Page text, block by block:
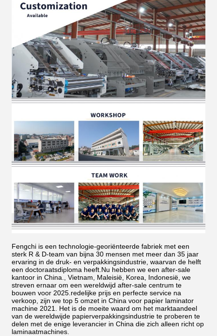
Fengchi is een technologie-georiënteerde fabriek met een
sterk R & D-team van bijna 30 mensen met meer dan 35 jaar
ervaring in de druk- en verpakkingsindustrie, waarvan de helft
een doctoraatsdiploma heeft.Nu hebben we een after-sale
kantoor in China., Vietnam, Maleisië, Korea, Indonesië, we
streven ernaar om een wereldwijd after-sale centrum te
bouwen voor 2025.redelijke prijs en perfecte service na
verkoop, zijn we top 5 omzet in China voor papier laminator
machine 2021.
Het is de moeite waard om het marktaandeel
van de wereldwijde papierverpakkingsindustrie te proberen te
delen met de enige leverancier in China die zich alleen richt op
laminaatmachines.